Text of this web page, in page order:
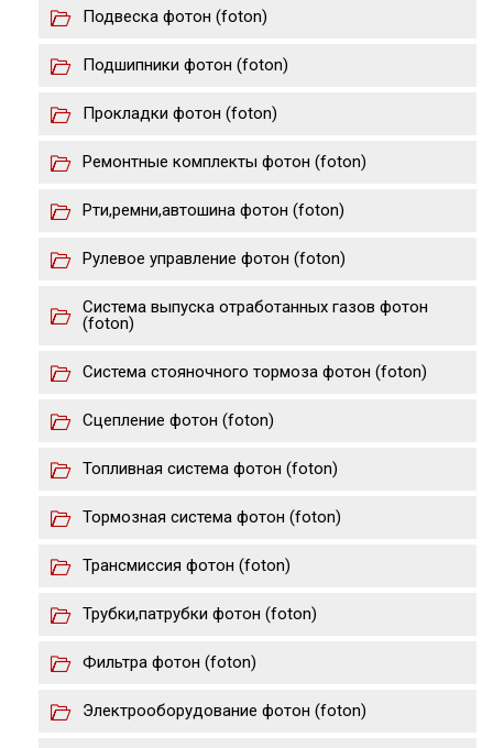
Подвеска фотон (foton)
Подшипники фотон (foton)
Прокладки фотон (foton)
Ремонтные комплекты фотон (foton)
Рти,ремни,автошина фотон (foton)
Рулевое управление фотон (foton)
Система выпуска отработанных газов фотон
(foton)
Система стояночного тормоза фотон (foton)
Сцепление фотон (foton)
Топливная система фотон (foton)
Тормозная система фотон (foton)
Трансмиссия фотон (foton)
Трубки,патрубки фотон (foton)
Фильтра фотон (foton)
Электрооборудование фотон (foton)